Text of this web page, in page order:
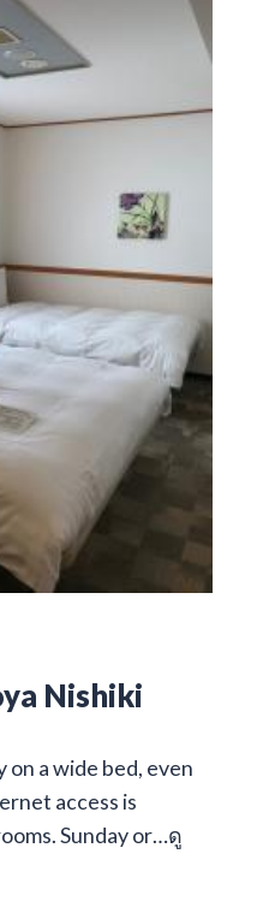
Nishiki
a wide bed, even
access is
Sunday or…ดู